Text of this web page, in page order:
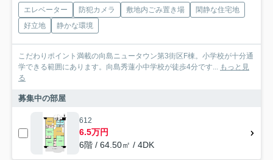
エレベーター 防犯カメラ 敷地内ごみ置き場
閑静な住宅地
好立地
静かな環境
こだわりポイント満載の向島ニュータウン第3街区F棟。小学校が十分通
学できる範囲にあります。向島秀蓮小中学校が徒歩4分です... もっと見
る
募集中の部屋
612
6.5万円
6階 / 64.50㎡ / 4DK